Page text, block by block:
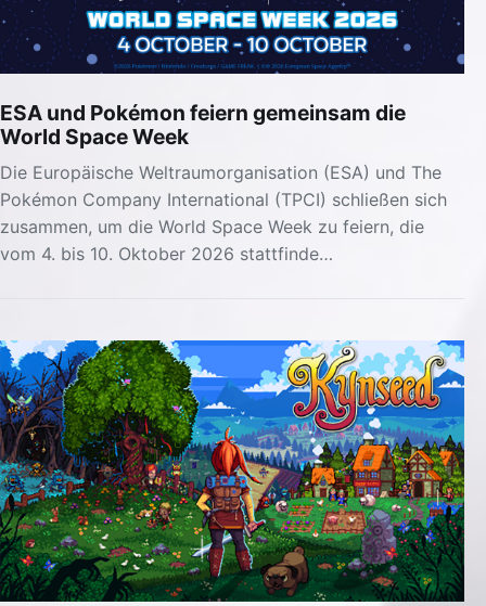
ESA und Pokémon feiern gemeinsam die
World Space Week
Die Europäische Weltraumorganisation (ESA) und The
Pokémon Company International (TPCI) schließen sich
zusammen, um die World Space Week zu feiern, die
vom 4. bis 10. Oktober 2026 stattfinde…